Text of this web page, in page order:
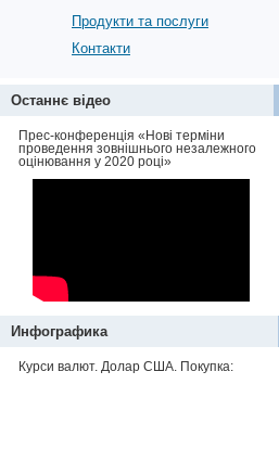
Продукти та послуги
Контакти
Останнє відео
Прес-конференція «Нові терміни
проведення зовнішнього незалежного
оцінювання у 2020 році»
Инфографика
Курси валют. Долар США. Покупка: